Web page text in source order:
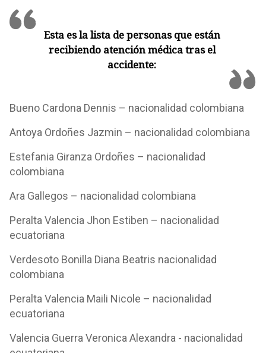
Esta es la lista de personas que están
recibiendo atención médica tras el
accidente:
Bueno Cardona Dennis – nacionalidad colombiana
Antoya Ordoñes Jazmin – nacionalidad colombiana
Estefania Giranza Ordoñes – nacionalidad
colombiana
Ara Gallegos – nacionalidad colombiana
Peralta Valencia Jhon Estiben – nacionalidad
ecuatoriana
Verdesoto Bonilla Diana Beatris nacionalidad
colombiana
Peralta Valencia Maili Nicole – nacionalidad
ecuatoriana
Valencia Guerra Veronica Alexandra - nacionalidad